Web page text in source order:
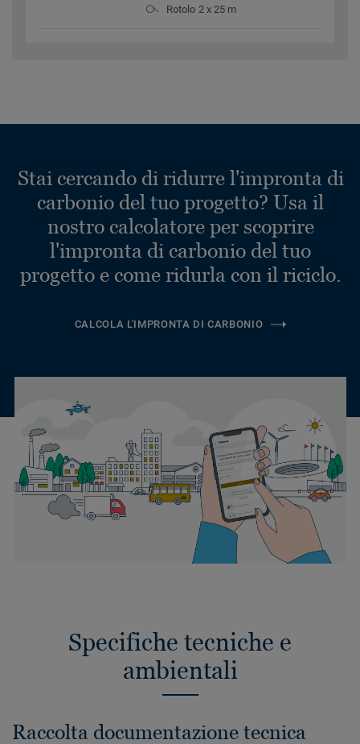
Rotolo 2 x 25 m
Stai cercando di ridurre l'impronta di
carbonio del tuo progetto? Usa il
nostro calcolatore per scoprire
l'impronta di carbonio del tuo
progetto e come ridurla con il riciclo.
CALCOLA L'IMPRONTA DI CARBONIO
Specifiche tecniche e
ambientali
Raccolta documentazione tecnica